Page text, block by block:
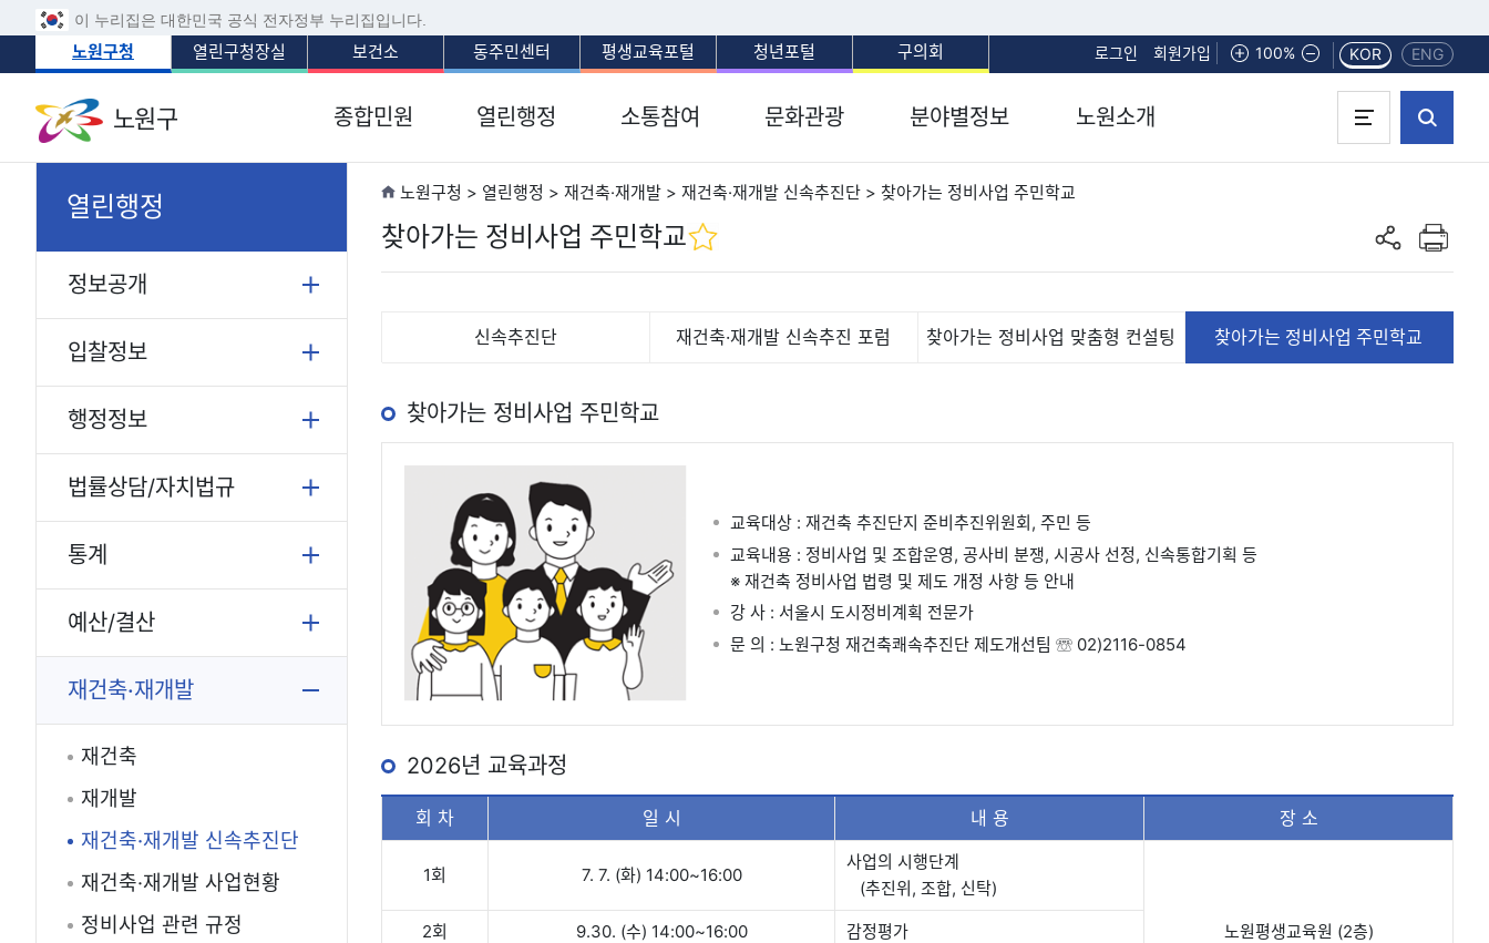
이 누리집은 대한민국 공식 전자정부 누리집입니다.
노원구청 열린구청장실 보건소 동주민센터 평생교육포털 청년포털 구의회 로그인 회원가입 화면확대
100% 화면축소KOR ENG
노원구 종합민원 열린행정 소통참여 문화관광 분야별정보 노원소개
열린행정
정보공개
입찰정보
행정정보
법률상담/자치법규
통계
예산/결산
재건축·재개발
재건축
재개발
재건축·재개발 신속추진단
재건축·재개발 사업현황
정비사업 관련 규정
노원구청 > 열린행정 > 재건축·재개발 > 재건축·재개발 신속추진단 > 찾아가는 정비사업 주민학교
찾아가는 정비사업 주민학교
공유하기
인쇄하기
신속추진단 재건축·재개발 신속추진 포럼 찾아가는 정비사업 맞춤형 컨설팅 찾아가는 정비사업 주민학교
찾아가는 정비사업 주민학교
교육대상 : 재건축 추진단지 준비추진위원회, 주민 등
교육내용 : 정비사업 및 조합운영, 공사비 분쟁, 시공사 선정, 신속통합기획 등
※ 재건축 정비사업 법령 및 제도 개정 사항 등 안내
강 사 : 서울시 도시정비계획 전문가
문 의 : 노원구청 재건축쾌속추진단 제도개선팀 ☏ 02)2116-0854
2026년 교육과정
회 차 일 시 내 용 장 소
1회 7. 7. (화) 14:00~16:00
사업의 시행단계
(추진위, 조합, 신탁)
노원평생교육원 (2층)
2회 9.30. (수) 14:00~16:00 감정평가